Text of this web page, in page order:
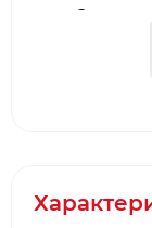
Задня
Вертел